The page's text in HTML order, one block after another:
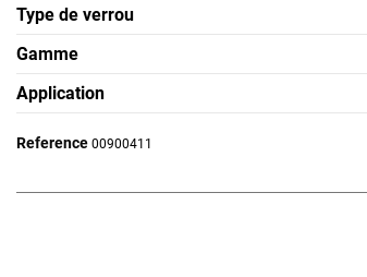
Type de verrou
Gamme
Application
Reference 00900411